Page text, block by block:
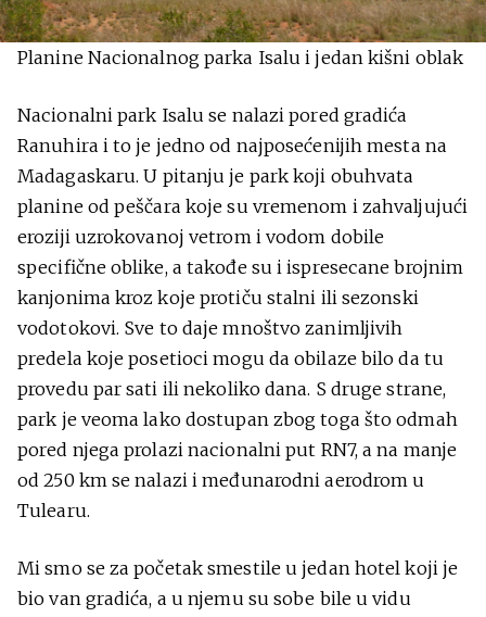
Planine Nacionalnog parka Isalu i jedan kišni oblak
Nacionalni park Isalu se nalazi pored gradića
Ranuhira i to je jedno od najposećenijih mesta na
Madagaskaru. U pitanju je park koji obuhvata
planine od peščara koje su vremenom i zahvaljujući
eroziji uzrokovanoj vetrom i vodom dobile
specifične oblike, a takođe su i ispresecane brojnim
kanjonima kroz koje protiču stalni ili sezonski
vodotokovi. Sve to daje mnoštvo zanimljivih
predela koje posetioci mogu da obilaze bilo da tu
provedu par sati ili nekoliko dana. S druge strane,
park je veoma lako dostupan zbog toga što odmah
pored njega prolazi nacionalni put RN7, a na manje
od 250 km se nalazi i međunarodni aerodrom u
Tulearu.
Mi smo se za početak smestile u jedan hotel koji je
bio van gradića, a u njemu su sobe bile u vidu